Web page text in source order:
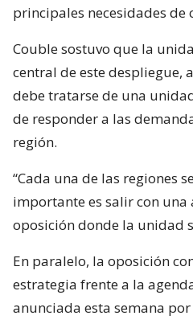
principales necesidades de
Couble sostuvo que la
central de este despliegue,
debe tratarse de una
de responder a las
región.
“Cada una de las regiones
importante es salir con una
oposición donde la unidad
En paralelo, la oposición
estrategia frente a la
anunciada esta semana